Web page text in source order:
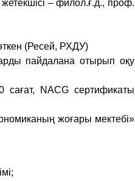
– филол.ғ.д., проф.
(Ресей, РХДУ)
пайдалана отырып оқу
сағат, NACG сертификаты
жоғары мектебі»